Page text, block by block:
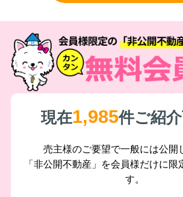
現在1,985件ご紹介
売主様のご要望で一般には公開
「非公開不動産」を会員様だけに限
す。